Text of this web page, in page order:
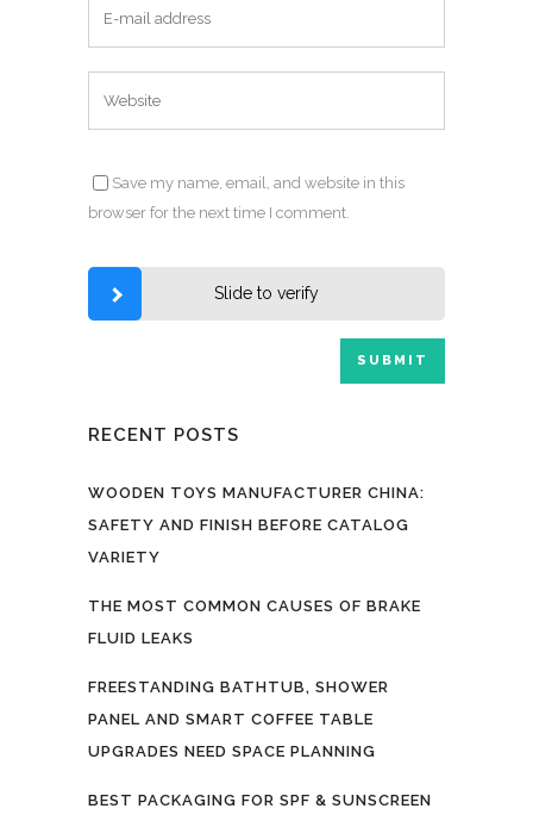
Save my name, email, and website in this
browser for the next time I comment.
Slide to verify
RECENT POSTS
WOODEN TOYS MANUFACTURER CHINA:
SAFETY AND FINISH BEFORE CATALOG
VARIETY
THE MOST COMMON CAUSES OF BRAKE
FLUID LEAKS
FREESTANDING BATHTUB, SHOWER
PANEL AND SMART COFFEE TABLE
UPGRADES NEED SPACE PLANNING
BEST PACKAGING FOR SPF & SUNSCREEN